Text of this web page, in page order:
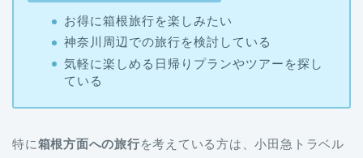
お得に箱根旅行を楽しみたい
神奈川周辺での旅行を検討している
気軽に楽しめる日帰りプランやツアーを探し
ている
特に箱根方面への旅行を考えている方は、小田急トラベル